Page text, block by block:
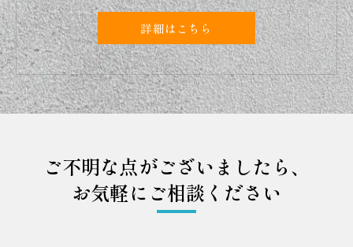
詳細はこちら
ご不明な点がございましたら、
お気軽にご相談ください